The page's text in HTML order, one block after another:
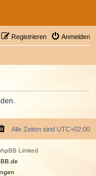
Anmelden
Registrieren
Alle Zeiten sind UTC+02:00
Limited